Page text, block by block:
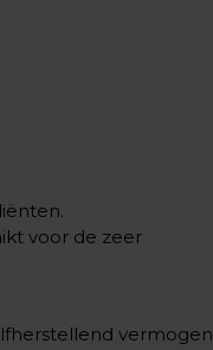
voor de zeer
vermogen